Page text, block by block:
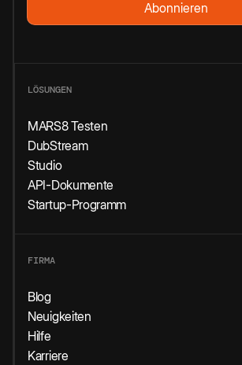
LÖSUNGEN
MARS8 Testen
DubStream
Studio
API-Dokumente
Startup-Programm
FIRMA
Blog
Neuigkeiten
Hilfe
Karriere